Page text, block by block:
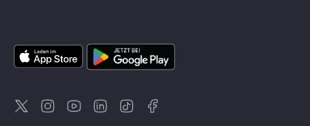
DayuseKanada
DayuseSingapur
DayuseZweden
DayuseKorea
DayuseNeuseeland